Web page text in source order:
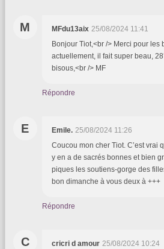
M MFdu13aix 25/08/2024 11:41
Bonjour Tiot,<br /> Merci pour les
actuellement, il fait super beau,
bisous,<br /> MF
Répondre
E Emile. 25/08/2024 11:26
Coucou mon cher Tiot. C’est vrai
y en a de sacrés bonnes et bien
piques les soutiens-gorge des
bon dimanche à vous deux à +++
Répondre
C cricri d amour 25/08/2024 10:24